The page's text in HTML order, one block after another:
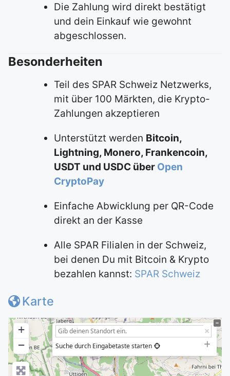
Die Zahlung wird direkt bestätigt
und dein Einkauf wie gewohnt
abgeschlossen.
Besonderheiten
Teil des SPAR Schweiz Netzwerks,
mit über 100 Märkten, die Krypto-
Zahlungen akzeptieren
Unterstützt werden Bitcoin,
Lightning, Monero, Frankencoin,
USDT und USDC über Open
CryptoPay
Einfache Abwicklung per QR-Code
direkt an der Kasse
Alle SPAR Filialen in der Schweiz,
bei denen Du mit Bitcoin & Krypto
bezahlen kannst: SPAR Schweiz
Karte
+
−
Suche durch Eingabetaste starten